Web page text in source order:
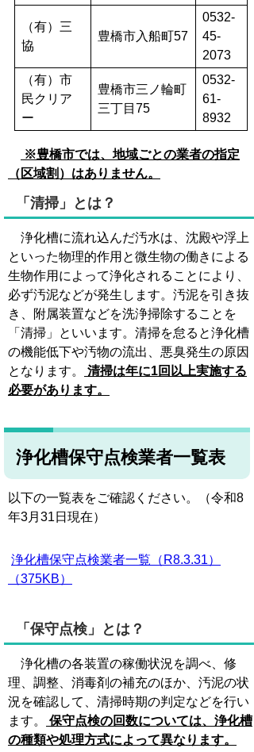
（有）三
協
豊橋市入船町57
0532-
45-
2073
（有）市
民クリア
ー
豊橋市三ノ輪町
三丁目75
0532-
61-
8932
※豊橋市では、地域ごとの業者の指定
（区域割）はありません。
「清掃」とは？
浄化槽に流れ込んだ汚水は、沈殿や浮上
といった物理的作用と微生物の働きによる
生物作用によって浄化されることにより、
必ず汚泥などが発生します。汚泥を引き抜
き、附属装置などを洗浄掃除することを
「清掃」といいます。清掃を怠ると浄化槽
の機能低下や汚物の流出、悪臭発生の原因
となります。
清掃は年に1回以上実施する
必要があります。
浄化槽保守点検業者一覧表
以下の一覧表をご確認ください。（令和8
年3月31日現在）
浄化槽保守点検業者一覧（R8.3.31）
（375KB）
「保守点検」とは？
浄化槽の各装置の稼働状況を調べ、修
理、調整、消毒剤の補充のほか、汚泥の状
況を確認して、清掃時期の判定などを行い
ます。
保守点検の回数については、浄化槽
の種類や処理方式によって異なります。